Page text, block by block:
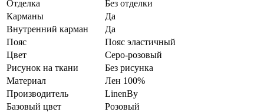
Отделка
Без отделки
Карманы
Да
Внутренний карман
Да
Пояс
Пояс эластичный
Цвет
Серо-розовый
Рисунок на ткани
Без рисунка
Материал
Лен 100%
Производитель
LinenBy
Базовый цвет
Розовый